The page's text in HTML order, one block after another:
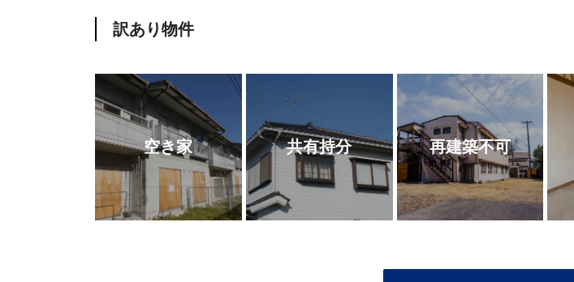
訳あり物件
空き家 共有持分 再建築不可